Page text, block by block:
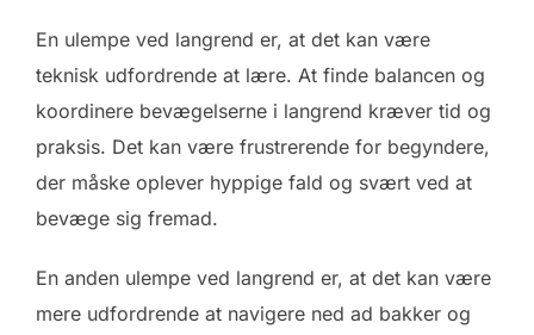
En ulempe ved langrend er, at det kan være
teknisk udfordrende at lære. At finde balancen og
koordinere bevægelserne i langrend kræver tid og
praksis. Det kan være frustrerende for begyndere,
der måske oplever hyppige fald og svært ved at
bevæge sig fremad.
En anden ulempe ved langrend er, at det kan være
mere udfordrende at navigere ned ad bakker og